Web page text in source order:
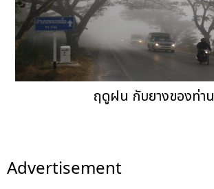
ฤดูฝน กับยางของท่าน
Advertisement